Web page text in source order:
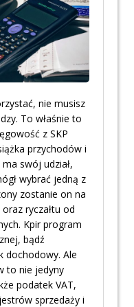
nie musisz
To właśnie to
z SKP
przychodów i
swój udział,
wybrać jedną z
zostanie on na
ryczałtu od
Kpir program
bądź
dochodowy. Ale
to nie jedyny
podatek VAT,
sprzedaży i